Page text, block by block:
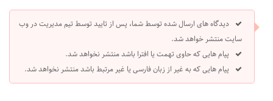
دیدگاه های ارسال شده توسط شما، پس از تایید توسط تیم مدیریت در وب
سایت منتشر خواهد شد.
پیام هایی که حاوی تهمت یا افترا باشد منتشر نخواهد شد.
پیام هایی که به غیر از زبان فارسی یا غیر مرتبط باشد منتشر نخواهد شد.